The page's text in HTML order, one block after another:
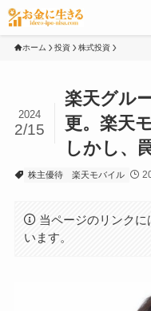
ホーム 投資 株式投資
楽天グル
更。楽天
しかし、
2024
2/15
株主優待 楽天モバイル
当ページのリンク
います。